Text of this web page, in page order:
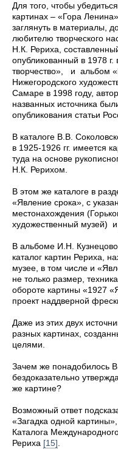
Для того, чтобы
картинах – «Гора
заглянуть в материалы,
любителю творческого
Н.К. Рериха,
опубликованный в 1978
творчество», и альбом
Нижегородского
Самаре в 1998 году,
названных источника
опубликования статьи
В каталоге В.В.
в 1925-1926 гг. имеется
туда на основе
Н.К. Рерихом.
В этом же каталоге в
«Явление срока», с
местонахождения
художественный музей)
В альбоме И.Н.
каталог картин Рериха,
музее, в том числе и
не только размер,
обороте картины «1927
проект наддверной
Даже из этих двух
разных картинах,
целями.
Зачем же понадобилось
бездоказательно
же картине?
Возможный ответ
«Загадка одной
Каталога
Рериха [15].